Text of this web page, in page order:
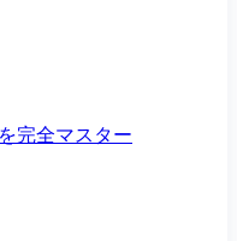
完全マスター